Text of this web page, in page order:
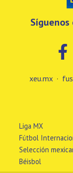
xeu.mx ·
Liga MX
Fútbol
Selección
Béisbol